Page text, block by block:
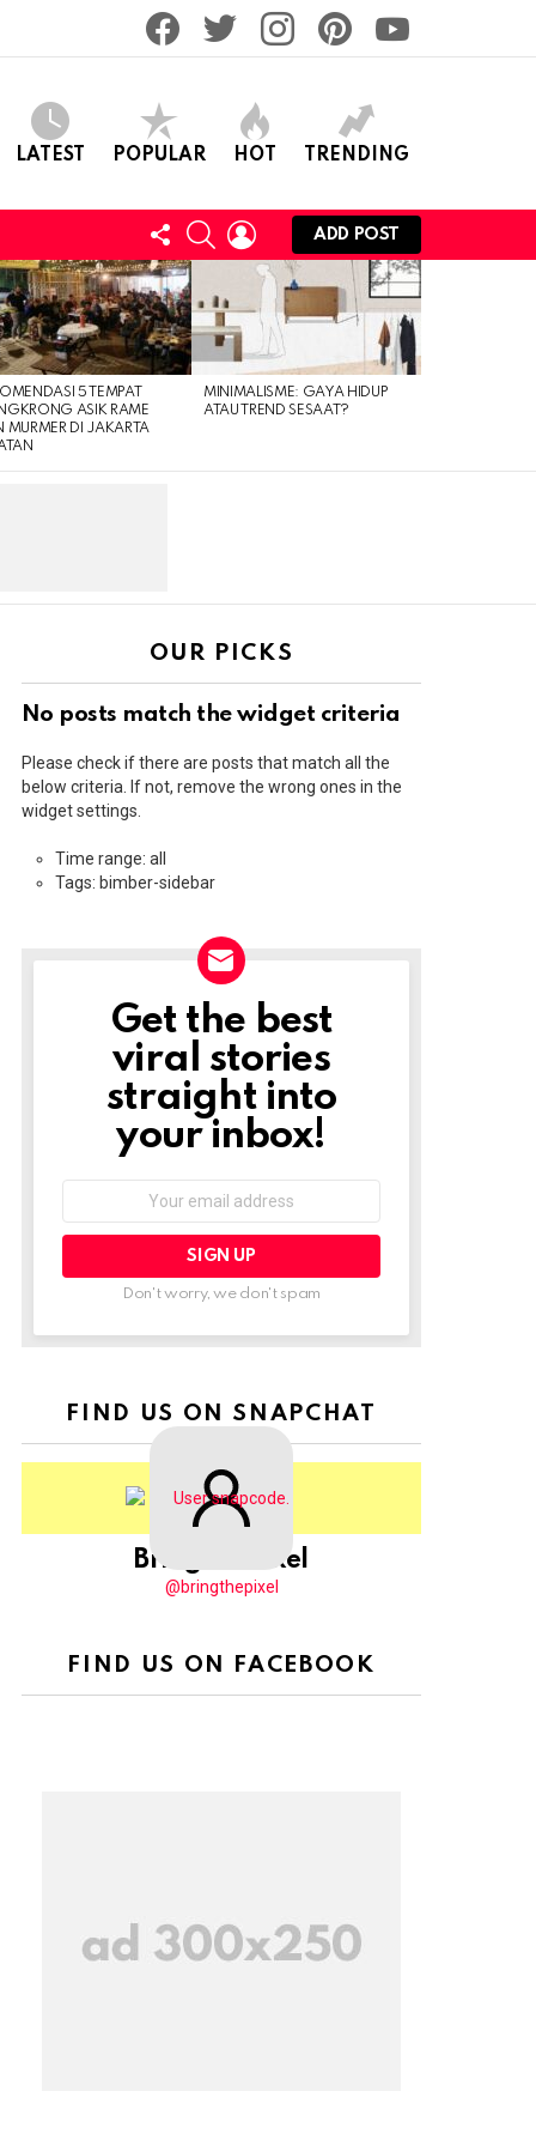
LATEST POPULAR HOT TRENDING
FOLLOW
US
SEARCHLOGIN
ADD POST
5 TEMPAT
ASIK RAME
MURMER DI JAKARTA
MINIMALISME: GAYA HIDUP
ATAU TREND SESAAT?
OUR PICKS
No posts match the widget criteria
Please check if there are posts that match all the
below criteria. If not, remove the wrong ones in the
widget settings.
Time range: all
Tags: bimber-sidebar
NEWSLETTER
Get the best
viral stories
straight into
your inbox!
Don't worry, we don't spam
FIND US ON SNAPCHAT
BringThePixel
@bringthepixel
FIND US ON FACEBOOK